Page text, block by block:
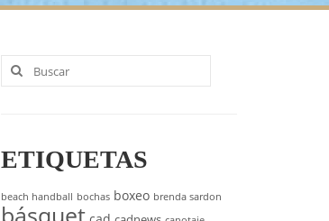
Buscar
por:
ETIQUETAS
beach handball bochas boxeo brenda sardon
básquet